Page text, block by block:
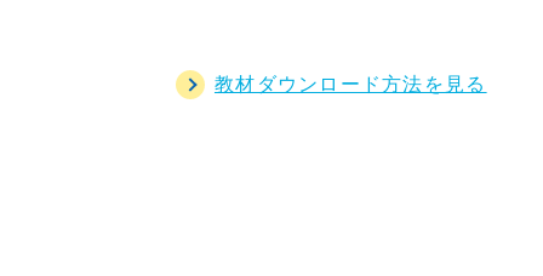
教材ダウンロード方法を見る